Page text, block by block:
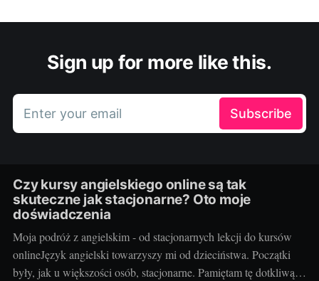
Sign up for more like this.
Enter your email Subscribe
Czy kursy angielskiego online są tak
skuteczne jak stacjonarne? Oto moje
doświadczenia
Moja podróż z angielskim - od stacjonarnych lekcji do kursów
onlineJęzyk angielski towarzyszy mi od dzieciństwa. Początki
były, jak u większości osób, stacjonarne. Pamiętam tę dotkliwą